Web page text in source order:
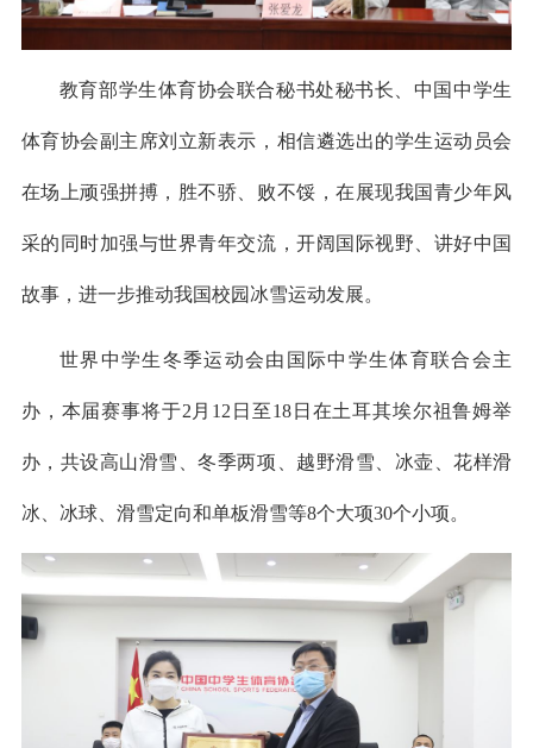
教育部学生体育协会联合秘书处秘书长、中国中学生
体育协会副主席刘立新表示，相信遴选出的学生运动员会
在场上顽强拼搏，胜不骄、败不馁，在展现我国青少年风
采的同时加强与世界青年交流，开阔国际视野、讲好中国
故事，进一步推动我国校园冰雪运动发展。
世界中学生冬季运动会由国际中学生体育联合会主
办，本届赛事将于2月12日至18日在土耳其埃尔祖鲁姆举
办，共设高山滑雪、冬季两项、越野滑雪、冰壶、花样滑
冰、冰球、滑雪定向和单板滑雪等8个大项30个小项。